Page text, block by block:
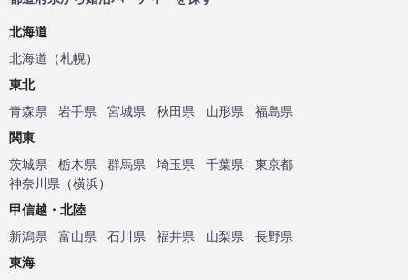
北海道
北海道 （札幌）
東北
青森県
岩手県 宮城県 秋田県 山形県
福島県
関東
茨城県
栃木県 群馬県 埼玉県 千葉県
東京都
神奈川県 （横浜）
甲信越・北陸
新潟県
富山県 石川県 福井県 山梨県
長野県
東海